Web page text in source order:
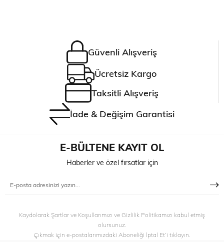
Güvenli Alışveriş
Ücretsiz Kargo
Taksitli Alışveriş
İade & Değişim Garantisi
E-BÜLTENE KAYIT OL
Haberler ve özel fırsatlar için
Kaydolarak Şartlar ve Koşullarımızı ve Gizlilik Politikamızı kabul etmiş
olursunuz.
Çıkmak için e-postalarımızdaki Aboneliği İptal Et’i tıklayın.